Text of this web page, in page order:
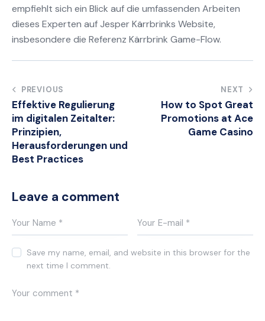
empfiehlt sich ein Blick auf die umfassenden Arbeiten
dieses Experten auf Jesper Kärrbrinks Website,
insbesondere die Referenz Kärrbrink Game-Flow.
Post
navigation
PREVIOUS
Effektive Regulierung
im digitalen Zeitalter:
Prinzipien,
Herausforderungen und
Best Practices
NEXT
How to Spot Great
Promotions at Ace
Game Casino
Leave a comment
Save my name, email, and website in this browser for the
next time I comment.